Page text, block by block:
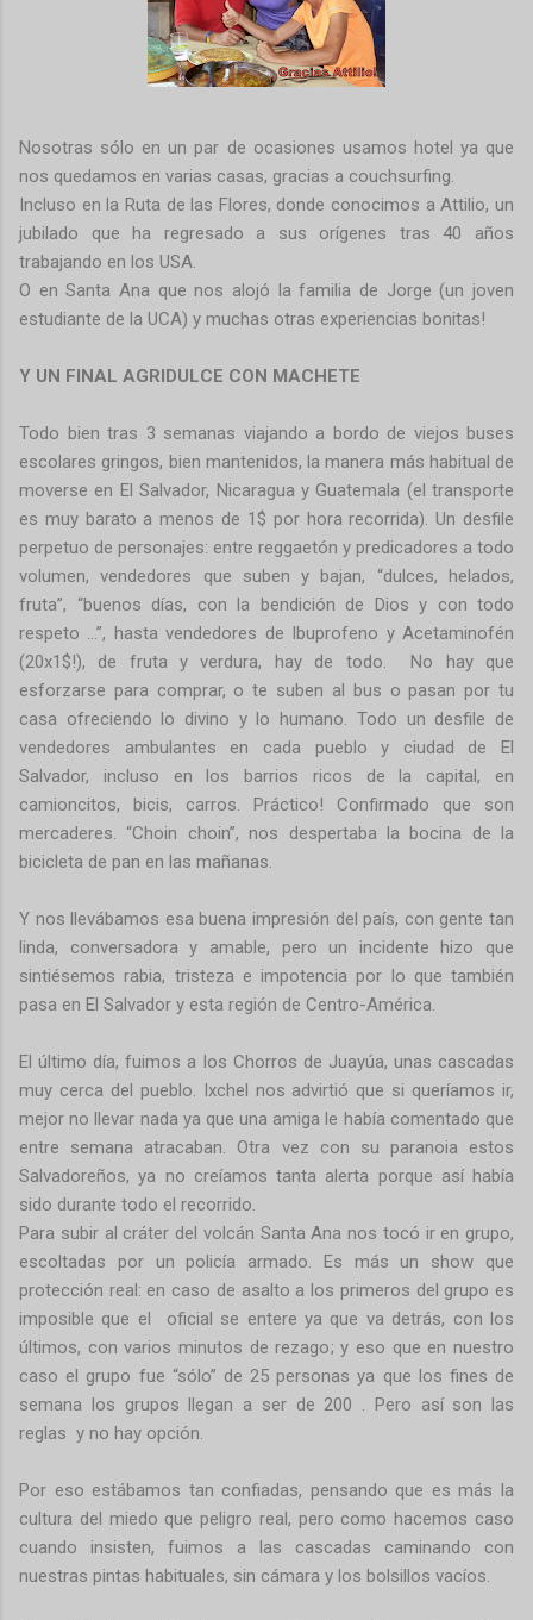
Nosotras sólo en un par de ocasiones usamos hotel ya que
nos quedamos en varias casas, gracias a couchsurfing.
Incluso en la Ruta de las Flores, donde conocimos a Attilio, un
jubilado que ha regresado a sus orígenes tras 40 años
trabajando en los USA.
O en Santa Ana que nos alojó la familia de Jorge (un joven
estudiante de la UCA) y muchas otras experiencias bonitas!
Y UN FINAL AGRIDULCE CON MACHETE
Todo bien tras 3 semanas viajando a bordo de viejos buses
escolares gringos, bien mantenidos, la manera más habitual de
moverse en El Salvador, Nicaragua y Guatemala (el transporte
es muy barato a menos de 1$ por hora recorrida). Un desfile
perpetuo de personajes: entre reggaetón y predicadores a todo
volumen, vendedores que suben y bajan, “dulces, helados,
fruta”, “buenos días, con la bendición de Dios y con todo
respeto …”, hasta vendedores de Ibuprofeno y Acetaminofén
(20x1$!), de fruta y verdura, hay de todo. No hay que
esforzarse para comprar, o te suben al bus o pasan por tu
casa ofreciendo lo divino y lo humano. Todo un desfile de
vendedores ambulantes en cada pueblo y ciudad de El
Salvador, incluso en los barrios ricos de la capital, en
camioncitos, bicis, carros. Práctico! Confirmado que son
mercaderes. “Choin choin”, nos despertaba la bocina de la
bicicleta de pan en las mañanas.
Y nos llevábamos esa buena impresión del país, con gente tan
linda, conversadora y amable, pero un incidente hizo que
sintiésemos rabia, tristeza e impotencia por lo que también
pasa en El Salvador y esta región de Centro-América.
El último día, fuimos a los Chorros de Juayúa, unas cascadas
muy cerca del pueblo. Ixchel nos advirtió que si queríamos ir,
mejor no llevar nada ya que una amiga le había comentado que
entre semana atracaban. Otra vez con su paranoia estos
Salvadoreños, ya no creíamos tanta alerta porque así había
sido durante todo el recorrido.
Para subir al cráter del volcán Santa Ana nos tocó ir en grupo,
escoltadas por un policía armado. Es más un show que
protección real: en caso de asalto a los primeros del grupo es
imposible que el oficial se entere ya que va detrás, con los
últimos, con varios minutos de rezago; y eso que en nuestro
caso el grupo fue “sólo” de 25 personas ya que los fines de
semana los grupos llegan a ser de 200 . Pero así son las
reglas y no hay opción.
Por eso estábamos tan confiadas, pensando que es más la
cultura del miedo que peligro real, pero como hacemos caso
cuando insisten, fuimos a las cascadas caminando con
nuestras pintas habituales, sin cámara y los bolsillos vacíos.